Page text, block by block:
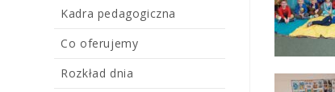
Kadra pedagogiczna
Co oferujemy
Rozkład dnia